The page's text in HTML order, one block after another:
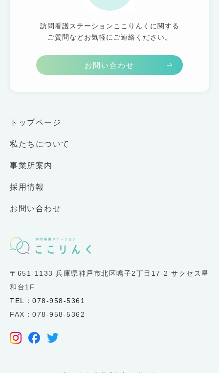
訪問看護ステーションここりんくに関する
ご質問などお気軽にご連絡ください。
お問い合わせ
〒651-1133 兵庫県神戸市北区鳴子2丁目17-2 サクセス星
和台1F
TEL：078-958-5361
FAX：078-958-5362
トップページ
私たちについて
事業所案内
採用情報
お問い合わせ